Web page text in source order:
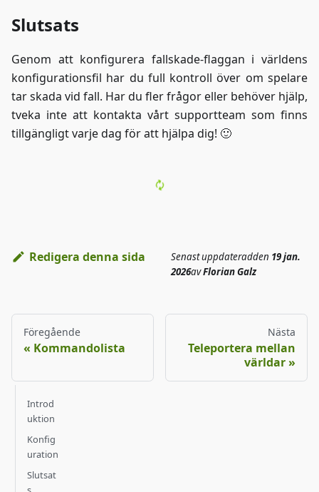
Slutsats
Genom att konfigurera fallskade-flaggan i världens
konfigurationsfil har du full kontroll över om spelare
tar skada vid fall. Har du fler frågor eller behöver hjälp,
tveka inte att kontakta vårt supportteam som finns
tillgängligt varje dag för att hjälpa dig! 🙂
Redigera denna sida Senast uppdateradden 19 jan.
2026avFlorian Galz
Föregående
Kommandolista
Nästa
Teleportera mellan
världar
Introd
uktion
Konfig
uration
Slutsat